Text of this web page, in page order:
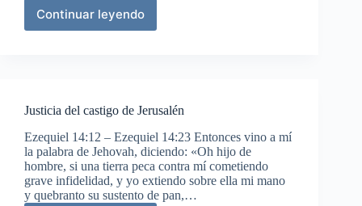
Continuar leyendo
Manifestaciones
Justicia del castigo de Jerusalén
Ezequiel 14:12 – Ezequiel 14:23 Entonces vino a mí
la palabra de Jehovah, diciendo: «Oh hijo de
hombre, si una tierra peca contra mí cometiendo
grave infidelidad, y yo extiendo sobre ella mi mano
y quebranto su sustento de pan,…